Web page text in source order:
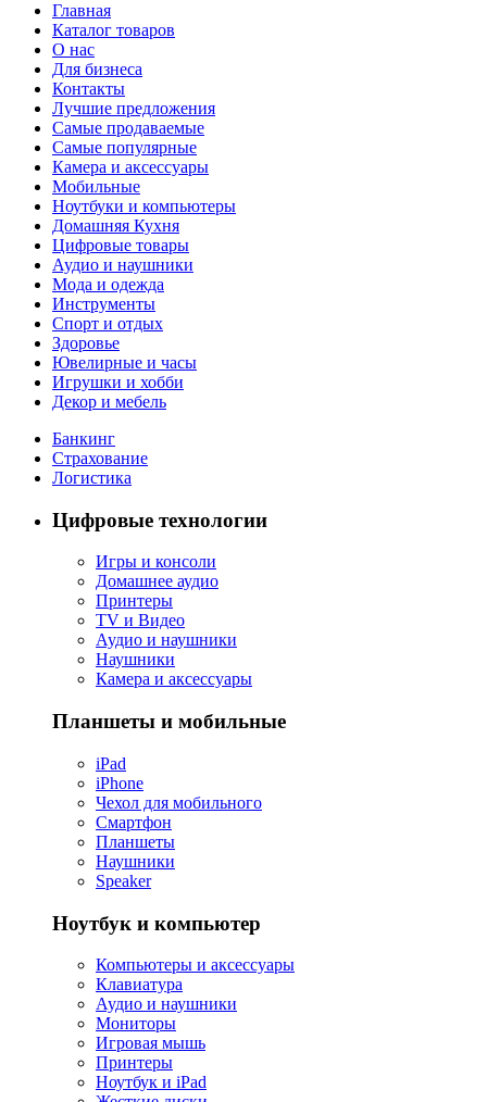
Главная
Каталог товаров
О нас
Для бизнеса
Контакты
Лучшие предложения
Самые продаваемые
Самые популярные
Камера и аксессуары
Мобильные
Ноутбуки и компьютеры
Домашняя Кухня
Цифровые товары
Аудио и наушники
Мода и одежда
Инструменты
Спорт и отдых
Здоровье
Ювелирные и часы
Игрушки и хобби
Декор и мебель
Банкинг
Страхование
Логистика
Цифровые технологии
Игры и консоли
Домашнее аудио
Принтеры
TV и Видео
Аудио и наушники
Наушники
Камера и аксессуары
Планшеты и мобильные
iPad
iPhone
Чехол для мобильного
Смартфон
Планшеты
Наушники
Speaker
Ноутбук и компьютер
Компьютеры и аксессуары
Клавиатура
Аудио и наушники
Мониторы
Игровая мышь
Принтеры
Ноутбук и iPad